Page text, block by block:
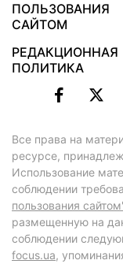
ПОЛЬЗОВАНИЯ
САЙТОМ
РЕДАКЦИОННАЯ
ПОЛИТИКА
Все права на
ресурсе,
Использование
соблюдении
пользования
размещенную на
соблюдении
focus.ua,